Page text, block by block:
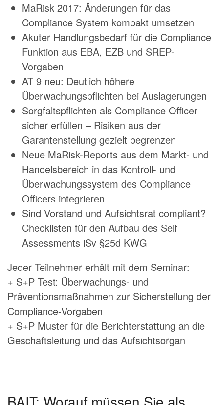
MaRisk 2017: Änderungen für das
Compliance System kompakt umsetzen
Akuter Handlungsbedarf für die Compliance
Funktion aus EBA, EZB und SREP-
Vorgaben
AT 9 neu: Deutlich höhere
Überwachungspflichten bei Auslagerungen
Sorgfaltspflichten als Compliance Officer
sicher erfüllen – Risiken aus der
Garantenstellung gezielt begrenzen
Neue MaRisk-Reports aus dem Markt- und
Handelsbereich in das Kontroll- und
Überwachungssystem des Compliance
Officers integrieren
Sind Vorstand und Aufsichtsrat compliant?
Checklisten für den Aufbau des Self
Assessments iSv §25d KWG
Jeder Teilnehmer erhält mit dem Seminar:
+ S+P Test: Überwachungs- und
Präventionsmaßnahmen zur Sicherstellung der
Compliance-Vorgaben
+ S+P Muster für die Berichterstattung an die
Geschäftsleitung und das Aufsichtsorgan